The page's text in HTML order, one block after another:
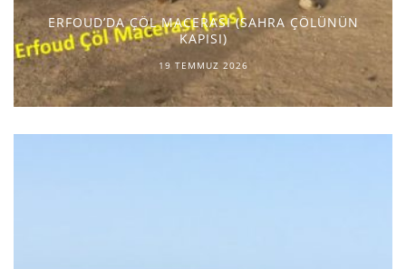
ERFOUD’DA ÇÖL MACERASI (SAHRA ÇÖLÜNÜN
KAPISI)
19 TEMMUZ 2026